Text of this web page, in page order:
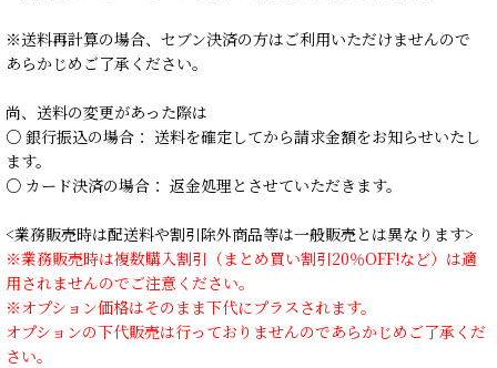
※送料再計算の場合、セブン決済の方はご利用いただけませんので
あらかじめご了承ください。
尚、送料の変更があった際は
○ 銀行振込の場合： 送料を確定してから請求金額をお知らせいたし
ます。
○ カード決済の場合： 返金処理とさせていただきます。
<業務販売時は配送料や割引除外商品等は一般販売とは異なります>
※業務販売時は複数購入割引（まとめ買い割引20％OFF!など）は適
用されませんのでご注意ください。
※オプション価格はそのまま下代にプラスされます。
オプションの下代販売は行っておりませんのであらかじめご了承くだ
さい。